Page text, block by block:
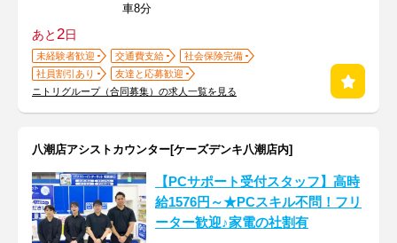
車8分
あと2日
未経験者歓迎 交通費支給
社会保険完備
社員割引あり
友達と応募歓迎
ニトリグループ（合同募集）の求人一覧を見る
八潮店アシストカウンター[ケーズデンキ八潮店内]
【PCサポート受付スタッフ】高時
給1576円～★PCスキル不問！フリ
ーター歓迎♪家電の社割有